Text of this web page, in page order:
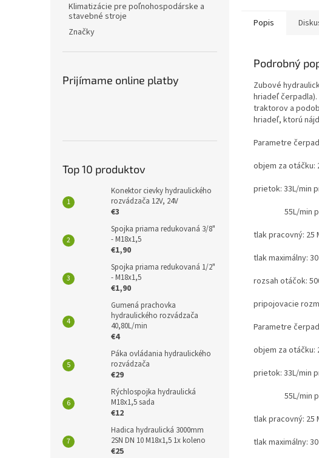
Klimatizácie pre poľnohospodárske a
stavebné stroje
Značky
Prijímame online platby
Top 10 produktov
Konektor cievky hydraulického
rozvádzača 12V, 24V
€3
Spojka priama redukovaná 3/8"
- M18x1,5
€1,90
Spojka priama redukovaná 1/2"
- M18x1,5
€1,90
Gumená prachovka
hydraulického rozvádzača
40,80L/min
€4
Páka ovládania hydraulického
rozvádzača
€29
Rýchlospojka hydraulická
M18x1,5 sada
€12
Hadica hydraulická 3000mm
2SN DN 10 M18x1,5 1x koleno
€25
Popis
Podrobný
Zubové
hriadeľ čerpadla
traktorov a
hriadeľ, ktorú
Parametre
objem za otáčku:
prietok: 33L/
55L/min pri
tlak pracovný: 25
tlak maximálny: 30
rozsah otáčok:
pripojovacie
Parametre
objem za otáčku:
prietok: 33L/
55L/min pri
tlak pracovný: 25
tlak maximálny: 30